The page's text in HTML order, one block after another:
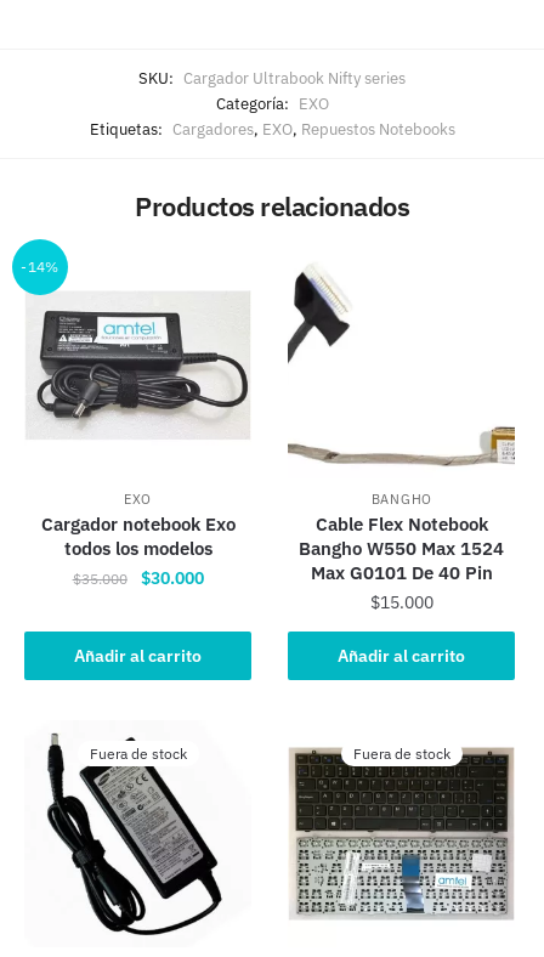
SKU: Cargador Ultrabook Nifty series
Categoría: EXO
Etiquetas: Cargadores, EXO, Repuestos Notebooks
Productos relacionados
-14%
EXO
Cargador notebook Exo
todos los modelos
$35.000
El
original
era:
$35.000.
$30.000El
actual
$30.000.
Añadir al carrito
BANGHO
Cable Flex Notebook
Bangho W550 Max 1524
Max G0101 De 40 Pin
$15.000
Añadir al carrito
Fuera de stock Fuera de stock